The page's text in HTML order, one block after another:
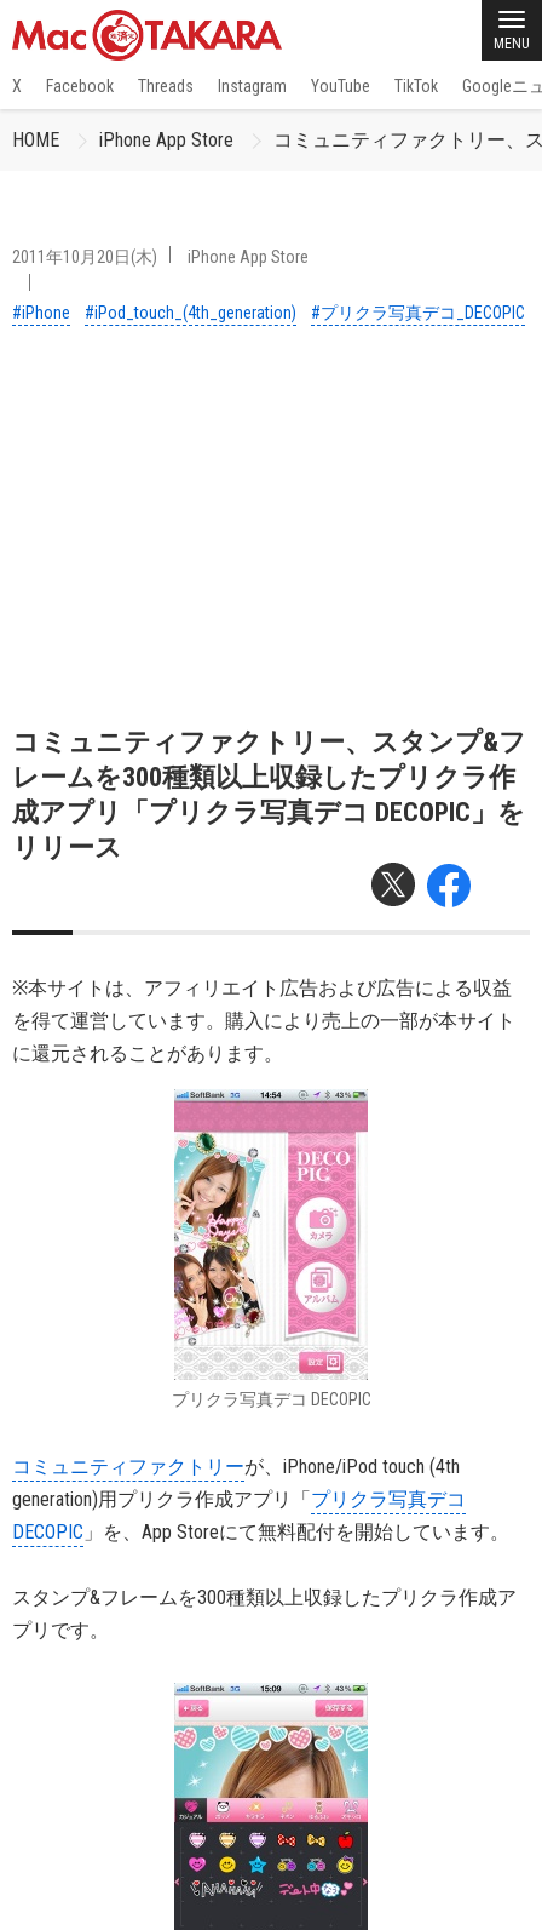
MENU
X Facebook Threads Instagram YouTube TikTok Googleニ
HOME iPhone App Store コミュニティファクトリー、
2011年10月20日(木) iPhone App Store
#iPhone #iPod_touch_(4th_generation) #プリクラ写真デコ_DECOPIC
コミュニティファクトリー、スタンプ&フ
レームを300種類以上収録したプリクラ作
成アプリ「プリクラ写真デコ DECOPIC」を
リリース
※本サイトは、アフィリエイト広告および広告による収益
を得て運営しています。購入により売上の一部が本サイト
に還元されることがあります。
プリクラ写真デコ DECOPIC
コミュニティファクトリーが、iPhone/iPod touch (4th
generation)用プリクラ作成アプリ「プリクラ写真デコ
DECOPIC 」を、App Storeにて無料配付を開始しています。
スタンプ&フレームを300種類以上収録したプリクラ作成ア
プリです。